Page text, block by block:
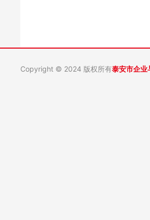
Copyright © 2024 版权所有泰安市企业